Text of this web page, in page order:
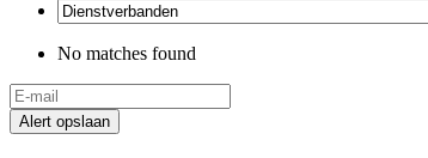
No matches found
Alert opslaan